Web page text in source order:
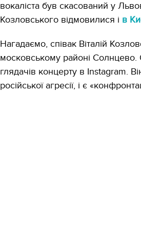
вокаліста був скасований у
Козловського відмовилися і в
Нагадаємо, співак Віталій
московському районі Солнцево.
глядачів концерту в Instagram.
російської агресії, і є